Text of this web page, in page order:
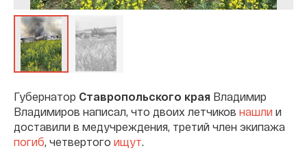
Губернатор Ставропольского края Владимир
Владимиров написал, что двоих летчиков нашли и
доставили в медучреждения, третий член экипажа
погиб, четвертого ищут.